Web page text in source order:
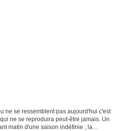
ne se ressemblent pas aujourd'hui c'est
ne se reproduira peut-être jamais. Un
matin d'une saison indéfinie ; la